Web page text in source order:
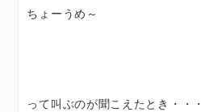
ちょーうめ～
って叫ぶのが聞こえたとき・・・